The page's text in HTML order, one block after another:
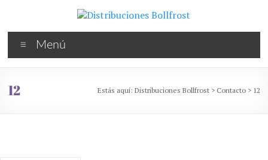
contenido
Distribuciones
Bollfrost
industrial
Menú
12 Estás aquí: Distribuciones Bollfrost> Contacto> 12